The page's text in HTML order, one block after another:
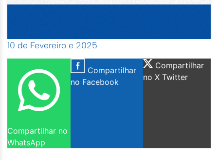
10 de Fevereiro e 2025
Compartilhar no
WhatsApp
Compartilhar
no Facebook
Compartilhar
no X Twitter